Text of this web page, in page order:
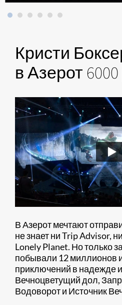
Кристи
в Азерот
В Азерот мечтают
не знает ни Trip Advisor,
Lonely Planet. Но только
побывали 12 миллионов
приключений в надежде
Вечноцветущий дол,
Водоворот и Источник